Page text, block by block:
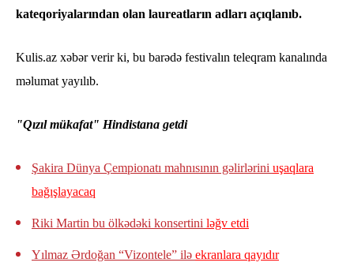
kateqoriyalarından olan laureatların adları açıqlanıb.
Kulis.az xəbər verir ki, bu barədə festivalın teleqram kanalında
məlumat yayılıb.
"Qızıl mükafat" Hindistana getdi
Şakira Dünya Çempionatı mahnısının gəlirlərini uşaqlara
bağışlayacaq
Riki Martin bu ölkədəki konsertini ləğv etdi
Yılmaz Ərdoğan “Vizontele” ilə ekranlara qayıdır